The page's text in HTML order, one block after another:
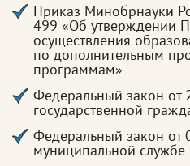
Приказ Минобрнауки
499 «Об утверждении
осуществления
по дополнительным
программам»
Федеральный закон
государственной
Федеральный закон
муниципальной